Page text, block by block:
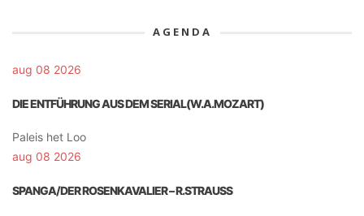
AGENDA
aug 08 2026
DIE ENTFÜHRUNG AUS DEM SERIAL(W.A.MOZART)
Paleis het Loo
aug 08 2026
SPANGA/DER ROSENKAVALIER – R.STRAUSS